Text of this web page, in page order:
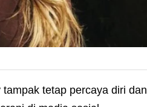
tetap percaya diri dan